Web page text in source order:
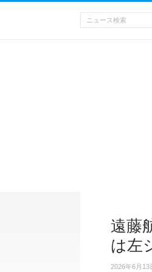
遠藤
は左
2026年6月13